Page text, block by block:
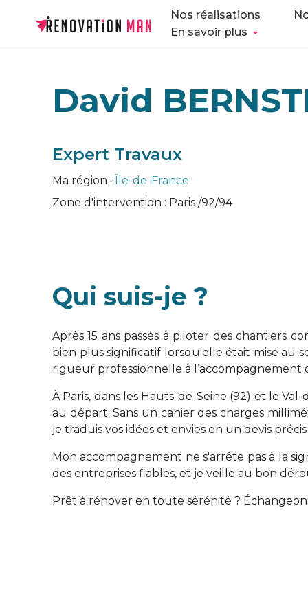
Nos réalisations
En savoir plus
David
Expert Travaux
Ma région : Île-de-France
Zone d'intervention : Paris /92/94
Qui suis-je ?
Après 15 ans passés à piloter des chantiers
bien plus significatif lorsqu'elle était mise au
rigueur professionnelle à l’accompagnement
À Paris, dans les Hauts-de-Seine (92) et le
au départ. Sans un cahier des charges
je traduis vos idées et envies en un devis
Mon accompagnement ne s'arrête pas à la
des entreprises fiables, et je veille au bon
Prêt à rénover en toute sérénité ?